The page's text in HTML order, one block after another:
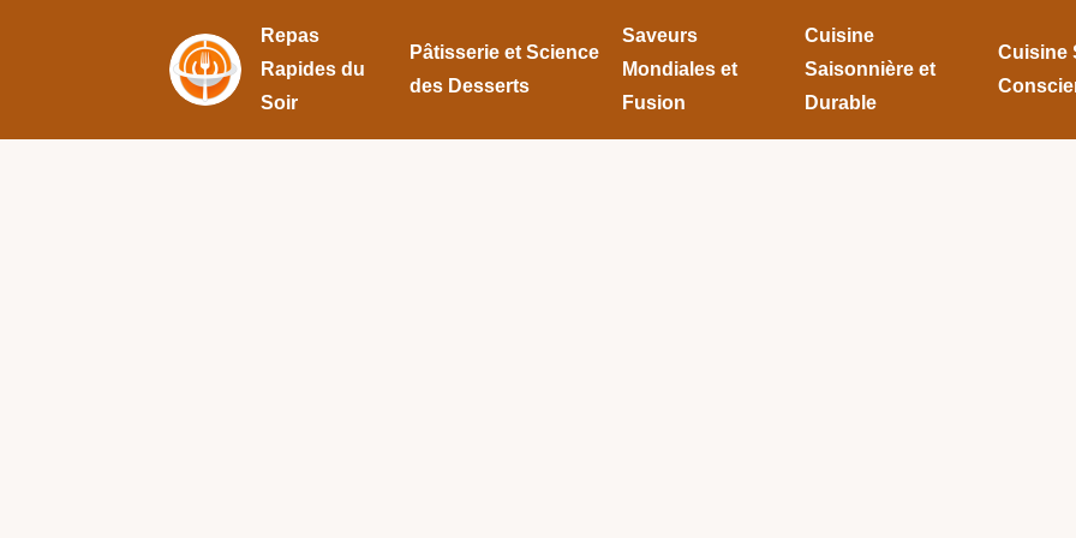
Repas
Rapides du
Soir
Pâtisserie et Science
des Desserts
Saveurs
Mondiales et
Fusion
Cuisine
Saisonnière et
Durable
Cuisine